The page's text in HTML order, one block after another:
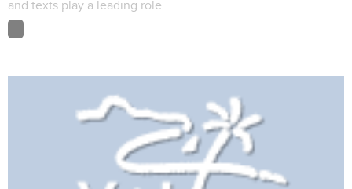
and texts play a leading role.